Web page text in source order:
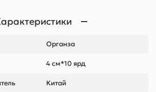
Органза
4 см*10 ярд
Китай